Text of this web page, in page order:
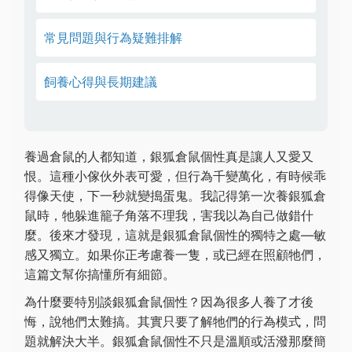
常見問題與行為疑難排解
飼養心得與長期建議
養過倉鼠的人都知道，銀狐倉鼠個性真是讓人又愛又
恨。這種小傢伙外表可愛，但行為千變萬化，有時候乖
得像天使，下一秒就變搗蛋鬼。我記得第一次養銀狐倉
鼠時，牠躲進籠子角落不理我，害我以為自己做錯什
麼。後來才發現，這就是銀狐倉鼠個性的獨特之處—敏
感又獨立。如果你正考慮養一隻，或已經在照顧牠們，
這篇文幫你搞懂所有細節。
為什麼要特別談銀狐倉鼠個性？因為很多人養了才後
悔，說牠們太難搞。其實只要了解牠們的行為模式，問
題就解決大半。銀狐倉鼠個性不只是溫順或活潑那麼簡